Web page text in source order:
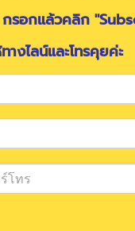
รอกแล้วคลิก
างไลน์และโทรคุยค่ะ